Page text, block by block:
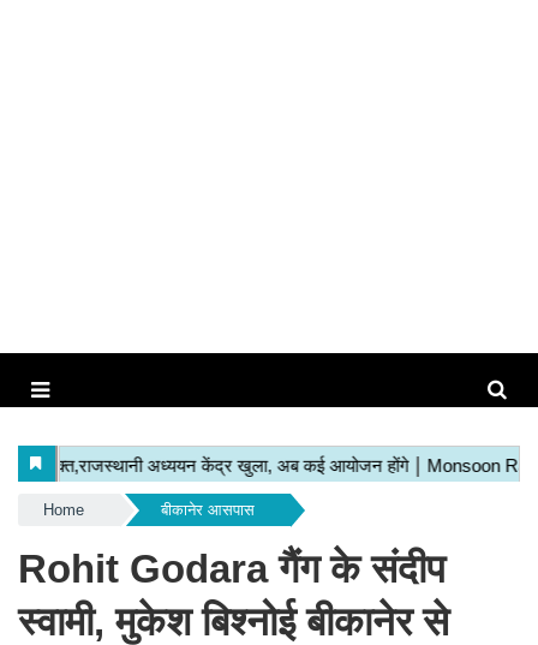
Home बीकानेर आसपास
Rohit Godara गैंग के संदीप
स्वामी, मुकेश बिश्नोई बीकानेर से